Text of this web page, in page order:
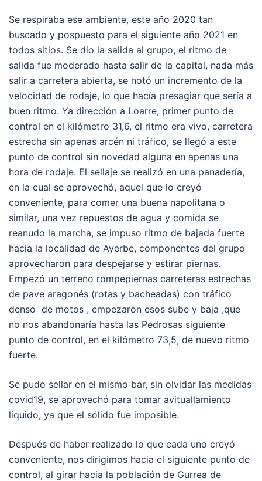
Se respiraba ese ambiente, este año 2020 tan
buscado y pospuesto para el siguiente año 2021 en
todos sitios. Se dio la salida al grupo, el ritmo de
salida fue moderado hasta salir de la capital, nada más
salir a carretera abierta, se notó un incremento de la
velocidad de rodaje, lo que hacía presagiar que sería a
buen ritmo. Ya dirección a Loarre, primer punto de
control en el kilómetro 31,6, el ritmo era vivo, carretera
estrecha sin apenas arcén ni tráfico, se llegó a este
punto de control sin novedad alguna en apenas una
hora de rodaje. El sellaje se realizó en una panadería,
en la cual se aprovechó, aquel que lo creyó
conveniente, para comer una buena napolitana o
similar, una vez repuestos de agua y comida se
reanudo la marcha, se impuso ritmo de bajada fuerte
hacia la localidad de Ayerbe, componentes del grupo
aprovecharon para despejarse y estirar piernas.
Empezó un terreno rompepiernas carreteras estrechas
de pave aragonés (rotas y bacheadas) con tráfico
denso de motos , empezaron esos sube y baja ,que
no nos abandonaría hasta las Pedrosas siguiente
punto de control, en el kilómetro 73,5, de nuevo ritmo
fuerte.
Se pudo sellar en el mismo bar, sin olvidar las medidas
covid19, se aprovechó para tomar avituallamiento
líquido, ya que el sólido fue imposible.
Después de haber realizado lo que cada uno creyó
conveniente, nos dirigimos hacia el siguiente punto de
control, al girar hacia la población de Gurrea de